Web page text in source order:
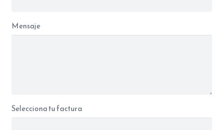
Mensaje
Selecciona tu factura